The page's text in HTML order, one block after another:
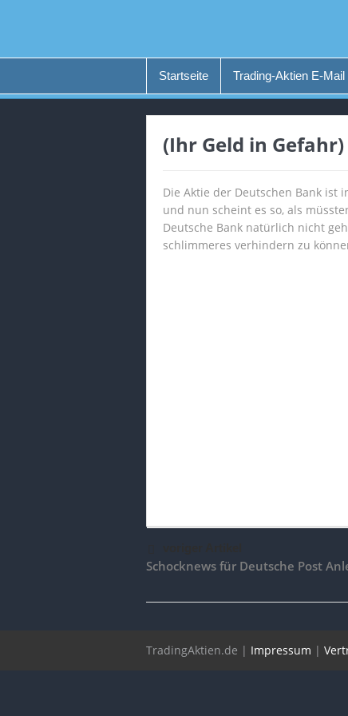
Startseite Trading-Aktien E-
(Ihr Geld in Gefahr)
Die Aktie der Deutschen Bank ist
und nun scheint es so, als
Deutsche Bank natürlich nicht
schlimmeres verhindern zu
Schocknews für Deutsche Post
TradingAktien.de | Impressum |